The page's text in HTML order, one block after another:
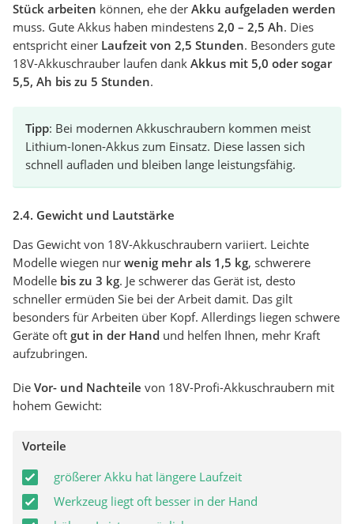
Stück arbeiten können, ehe der Akku aufgeladen werden
muss. Gute Akkus haben mindestens 2,0 – 2,5 Ah. Dies
entspricht einer Laufzeit von 2,5 Stunden. Besonders gute
18V-Akkuschrauber laufen dank Akkus mit 5,0 oder sogar
5,5, Ah bis zu 5 Stunden.
Tipp: Bei modernen Akkuschraubern kommen meist
Lithium-Ionen-Akkus zum Einsatz. Diese lassen sich
schnell aufladen und bleiben lange leistungsfähig.
2.4. Gewicht und Lautstärke
Das Gewicht von 18V-Akkuschraubern variiert. Leichte
Modelle wiegen nur wenig mehr als 1,5 kg, schwerere
Modelle bis zu 3 kg. Je schwerer das Gerät ist, desto
schneller ermüden Sie bei der Arbeit damit. Das gilt
besonders für Arbeiten über Kopf. Allerdings liegen schwere
Geräte oft gut in der Hand und helfen Ihnen, mehr Kraft
aufzubringen.
Die Vor- und Nachteile von 18V-Profi-Akkuschraubern mit
hohem Gewicht:
Vorteile
größerer Akku hat längere Laufzeit
Werkzeug liegt oft besser in der Hand